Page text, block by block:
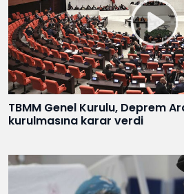
TBMM Genel Kurulu, Deprem
kurulmasına karar verdi